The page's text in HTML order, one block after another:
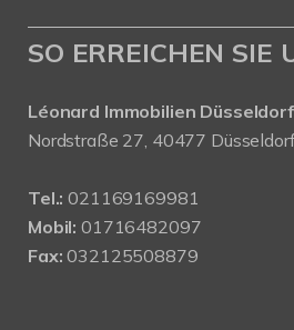
SO ERREICHEN SIE
Léonard Immobilien Düsseldorf
Nordstraße 27, 40477
Tel.: 021169169981
Mobil: 01716482097
Fax: 032125508879